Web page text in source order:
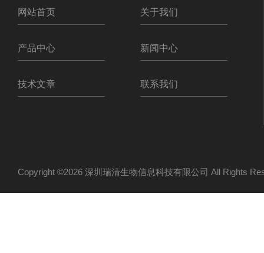
网站首页 关于我们
产品中心 新闻中心
技术文章 联系我们
Copyright ©2026 深圳瑞清生物信息科技有限公司 All Rights